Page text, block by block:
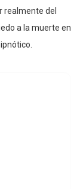
realmente del
a la muerte en